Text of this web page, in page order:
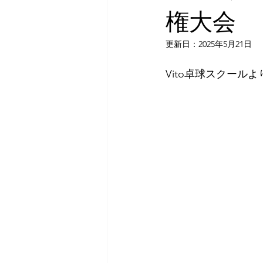
権大会
更新日： 2025年5月21日
Vito卓球スクールよ